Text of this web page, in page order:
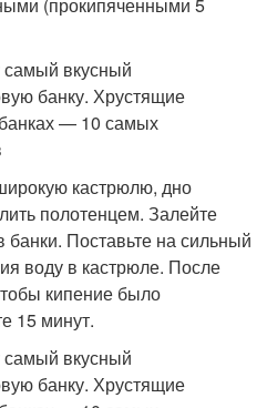
кастрюлю, дно
полотенцем. Залейте
банки. Поставьте на сильный
воду в кастрюле. После
кипение было
15 минут.